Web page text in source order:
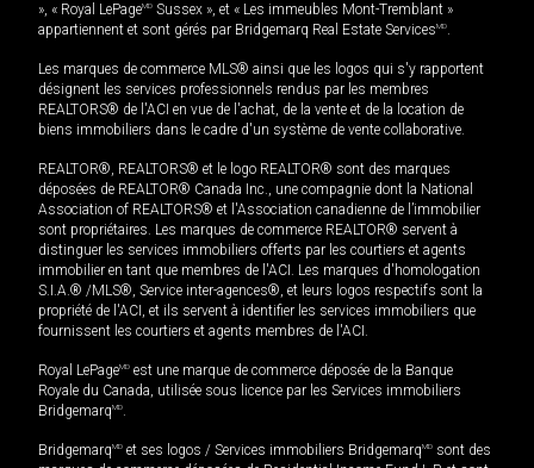
», « Royal LePageMD Sussex », et « Les immeubles Mont-Tremblant »
appartiennent et sont gérés par Bridgemarq Real Estate ServicesMD.
Les marques de commerce MLS® ainsi que les logos qui s'y rapportent
désignent les services professionnels rendus par les membres
REALTORS® de l'ACI en vue de l'achat, de la vente et de la location de
biens immobiliers dans le cadre d'un système de vente collaborative.
REALTOR®, REALTORS® et le logo REALTOR® sont des marques
déposées de REALTOR® Canada Inc., une compagnie dont la National
Association of REALTORS® et l'Association canadienne de l’immobilier
sont propriétaires. Les marques de commerce REALTOR® servent à
distinguer les services immobiliers offerts par les courtiers et agents
immobilier en tant que membres de l'ACI. Les marques d'homologation
S.I.A.® /MLS®, Service inter-agences®, et leurs logos respectifs sont la
propriété de l'ACI, et ils servent à identifier les services immobiliers que
fournissent les courtiers et agents membres de l'ACI.
Royal LePageMD est une marque de commerce déposée de la Banque
Royale du Canada, utilisée sous licence par les Services immobiliers
BridgemarqMD.
BridgemarqMD et ses logos / Services immobiliers BridgemarqMD sont des